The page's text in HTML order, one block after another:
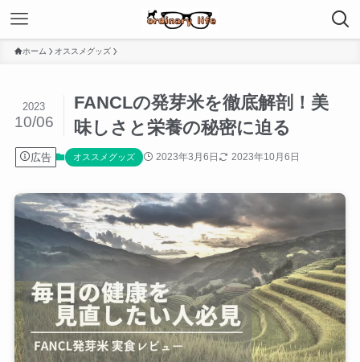
ホーム オススメグッズ
FANCLの発芽米を徹底解剖！美
味しさと栄養の秘密に迫る
2023
10/06
広告 オススメグッズ 2023年3月6日 2023年10月6日